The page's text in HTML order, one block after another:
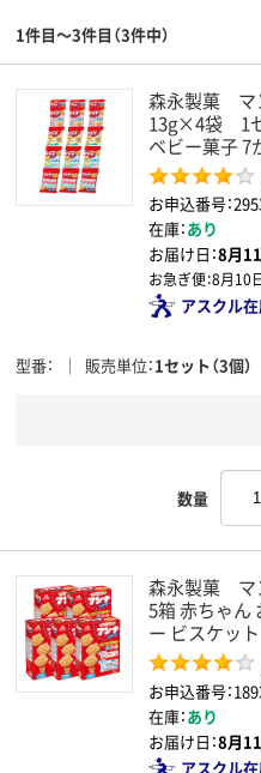
1件目～3件目（3件中）
森永製菓 マ
13g×4袋 1
ベビー菓子 7
お申込番号：
在庫：あり
お届け日：8月11
お急ぎ便：8月10日
アスクル
型番 販売単位 1セット（3個）
数量
森永製菓
5箱 赤ちゃん
ー ビスケッ
お申込番号：
在庫：あり
お届け日：8月11
アスクル